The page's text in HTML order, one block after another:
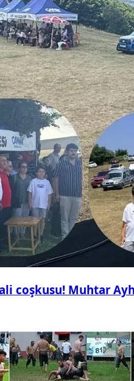
coşkusu! Muhtar